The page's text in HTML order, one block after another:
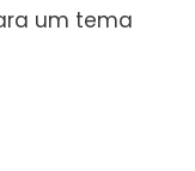
um tema